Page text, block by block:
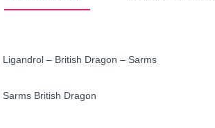
Ligandrol – British Dragon – Sarms
Sarms British Dragon